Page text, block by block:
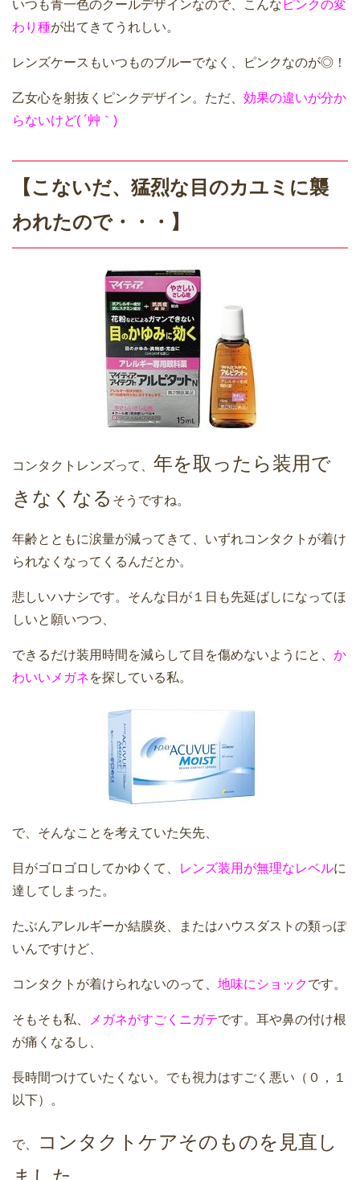
いつも青一色のクールデザインなので、こんな ピンクの変
わり種が出てきてうれしい。
レンズケースもいつものブルーでなく、ピンクなのが◎！
乙女心を射抜くピンクデザイン。ただ、 効果の違いが分か
らないけど( ´艸｀)
【こないだ、猛烈な目のカユミに襲
われたので・・・】
コンタクトレンズって、 年を取ったら装用で
きなくなる そうですね。
年齢とともに涙量が減ってきて、いずれコンタクトが着け
られなくなってくるんだとか。
悲しいハナシです。そんな日が１日も先延ばしになってほ
しいと願いつつ、
できるだけ装用時間を減らして目を傷めないようにと、 か
わいいメガネを探している私。
で、そんなことを考えていた矢先、
目がゴロゴロしてかゆくて、 レンズ装用が無理なレベルに
達してしまった。
たぶんアレルギーか結膜炎、またはハウスダストの類っぽ
いんですけど、
コンタクトが着けられないのって、 地味にショックです。
そもそも私、 メガネがすごくニガテです。耳や鼻の付け根
が痛くなるし、
長時間つけていたくない。でも視力はすごく悪い（０，１
以下）。
で、
コンタクトケアそのものを見直し